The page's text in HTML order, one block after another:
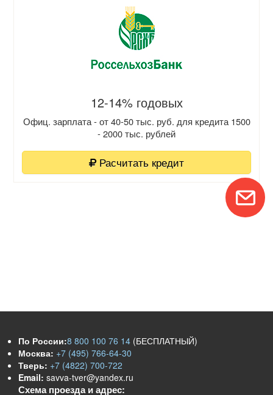
12-14% годовых
Офиц. зарплата - от 40-50 тыс. руб. для кредита 1500
- 2000 тыс. рублей
Расчитать кредит
По России:8 800 100 76 14 (БЕСПЛАТНЫЙ)
Москва: +7 (495) 766-64-30
Тверь: +7 (4822) 700-722
Email: savva-tver@yandex.ru
Схема проезда и адрес: